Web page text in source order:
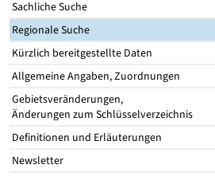
Sachliche Suche
Regionale Suche
Kürzlich bereitgestellte Daten
Allgemeine Angaben, Zuordnungen
Gebietsveränderungen,
Änderungen zum Schlüsselverzeichnis
Definitionen und Erläuterungen
Newsletter